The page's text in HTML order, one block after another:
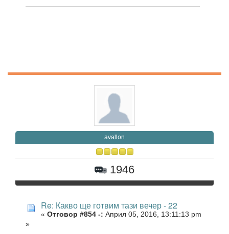
avallon
1946
Re: Какво ще готвим тази вечер - 22
« Отговор #854 -: Април 05, 2016, 13:11:13 pm
»